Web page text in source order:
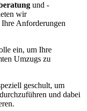
und -
wir
Anforderungen
ein, um Ihre
Umzugs zu
geschult, um
durchzuführen und dabei